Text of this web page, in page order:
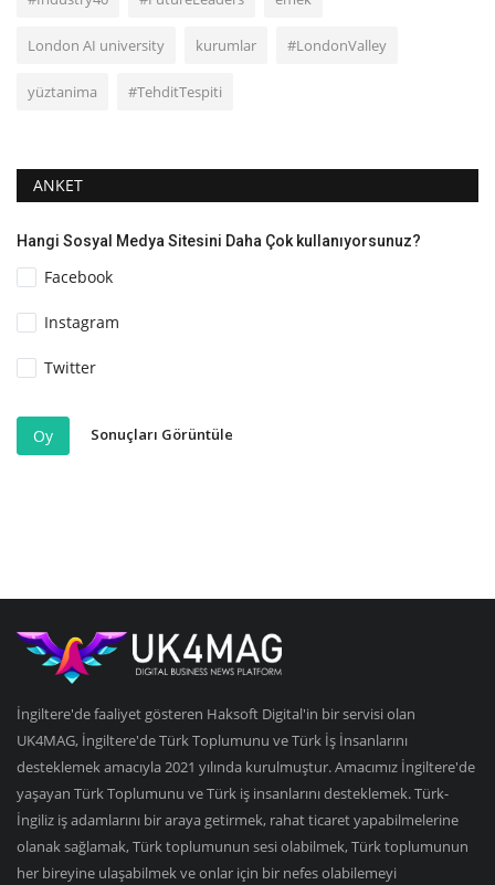
London AI university kurumlar #LondonValley
yüztanima #TehditTespiti
ANKET
Hangi Sosyal Medya Sitesini Daha Çok kullanıyorsunuz?
Facebook
Instagram
Twitter
Oy Sonuçları Görüntüle
İngiltere'de faaliyet gösteren Haksoft Digital'in bir servisi olan
UK4MAG, İngiltere'de Türk Toplumunu ve Türk İş İnsanlarını
desteklemek amacıyla 2021 yılında kurulmuştur. Amacımız İngiltere'de
yaşayan Türk Toplumunu ve Türk iş insanlarını desteklemek. Türk-
İngiliz iş adamlarını bir araya getirmek, rahat ticaret yapabilmelerine
olanak sağlamak, Türk toplumunun sesi olabilmek, Türk toplumunun
her bireyine ulaşabilmek ve onlar için bir nefes olabilemeyi